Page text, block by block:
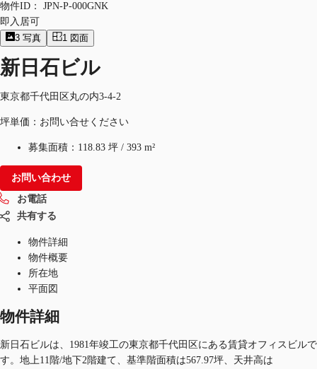
物件ID：
JPN-P-000GNK
即入居可
3 写真 1 図面
新日石ビル
東京都千代田区丸の内3-4-2
坪単価：お問い合せください
募集面積： 118.83 坪 / 393 m²
お問い合わせ
お電話
共有する
物件詳細
物件概要
所在地
平面図
物件詳細
新日石ビルは、1981年竣工の東京都千代田区にある賃貸オフィスビルで
す。地上11階/地下2階建て、基準階面積は567.97坪、天井高は